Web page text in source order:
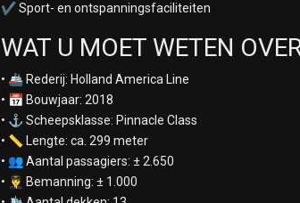
✔ Sport- en ontspanningsfaciliteiten
WAT U MOET WETEN
• 🚢 Rederij: Holland America Line
• 📅 Bouwjaar: 2018
• ⚓ Scheepsklasse: Pinnacle Class
• 📏 Lengte: ca. 299 meter
• 👥 Aantal passagiers: ± 2.650
• 👨‍✈️ Bemanning: ± 1.000